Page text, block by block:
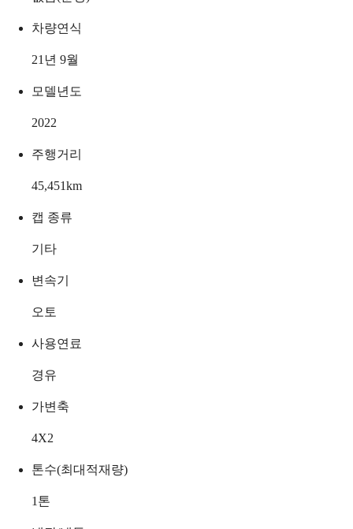
차량연식
21년 9월
모델년도
2022
주행거리
45,451km
캡 종류
기타
변속기
오토
사용연료
경유
가변축
4X2
톤수(최대적재량)
1 톤